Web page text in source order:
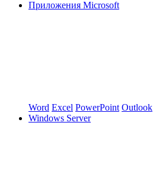
Приложения Microsoft
Word Excel PowerPoint Outlook
Windows Server